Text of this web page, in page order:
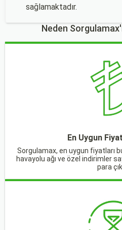
sağlamaktadır.
Neden
En Uygun
Sorgulamax, en uygun fiyatları
havayolu ağı ve özel indirimler
para